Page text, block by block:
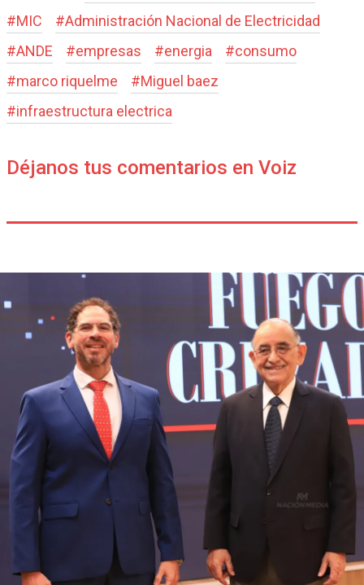
#MIC #Administración Nacional de Electricidad
#ANDE #empresas #energia #consumo
#marco riquelme #Miguel baez
#infraestructura electrica
Déjanos tus comentarios en Voiz